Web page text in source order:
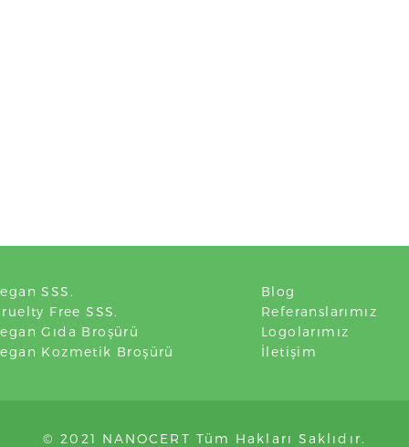
SSS.
Free SSS.
Gıda Broşürü
Kozmetik Broşürü
Blog
Referanslarımız
Logolarımız
İletişim
© 2021 NANOCERT Tüm Hakları Saklıdır.